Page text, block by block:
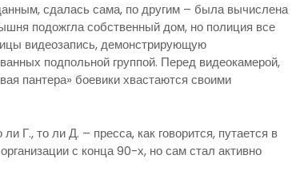
сдалась сама, по другим – была вычислена
подожгла собственный дом, но полиция все
видеозапись, демонстрирующую
подпольной группой. Перед видеокамерой,
пантера» боевики хвастаются своими
Г., то ли Д. – пресса, как говорится, путается в
с конца 90-х, но сам стал активно